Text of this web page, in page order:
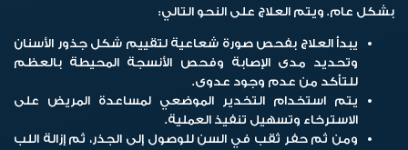
بشكل عام. ويتم العلاج على النحو التالي:
يبدأ العلاج بفحص صورة شعاعية لتقييم شكل جذور الأسنان
وتحديد مدى الإصابة وفحص الأنسجة المحيطة بالعظم
للتأكد من عدم وجود عدوى.
يتم استخدام التخدير الموضعي لمساعدة المريض على
الاسترخاء وتسهيل تنفيذ العملية.
ومن ثم حفر ثقب في السن للوصول إلى الجذر، ثم إزالة اللب